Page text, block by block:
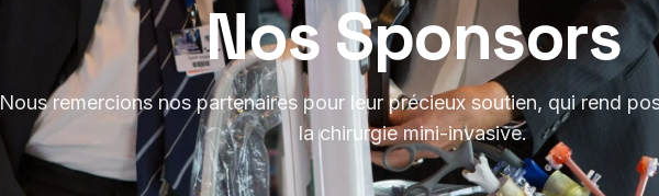
Nos Sponsors
Nous remercions nos partenaires pour leur précieux soutien, qui rend
la chirurgie mini-invasive.